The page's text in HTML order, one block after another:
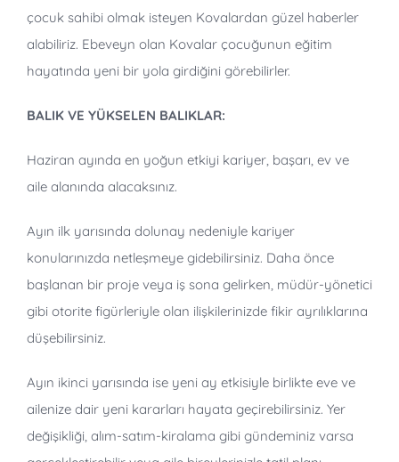
çocuk sahibi olmak isteyen Kovalardan güzel haberler
alabiliriz. Ebeveyn olan Kovalar çocuğunun eğitim
hayatında yeni bir yola girdiğini görebilirler.
BALIK VE YÜKSELEN BALIKLAR:
Haziran ayında en yoğun etkiyi kariyer, başarı, ev ve
aile alanında alacaksınız.
Ayın ilk yarısında dolunay nedeniyle kariyer
konularınızda netleşmeye gidebilirsiniz. Daha önce
başlanan bir proje veya iş sona gelirken, müdür-yönetici
gibi otorite figürleriyle olan ilişkilerinizde fikir ayrılıklarına
düşebilirsiniz.
Ayın ikinci yarısında ise yeni ay etkisiyle birlikte eve ve
ailenize dair yeni kararları hayata geçirebilirsiniz. Yer
değişikliği, alım-satım-kiralama gibi gündeminiz varsa